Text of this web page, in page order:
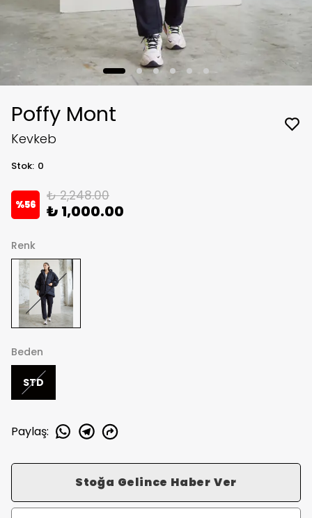
Poffy Mont
Kevkeb
Stok: 0
%56
₺ 2,248.00
₺ 1,000.00
Renk
Beden
STD
Paylaş:
Stoğa Gelince Haber Ver